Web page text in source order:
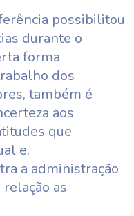
possibilitou
durante o
forma
dos
também é
aos
que
e,
a administração
as